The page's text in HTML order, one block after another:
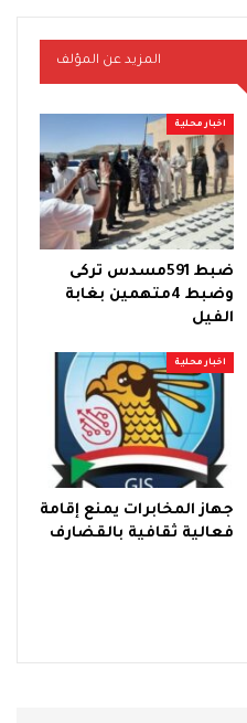
المزيد عن المؤلف
اخبار محلية
ضبط 591مسدس تركى
وضبط 4متهمين بغابة
الفيل
اخبار محلية
جهاز المخابرات يمنع إقامة
فعالية ثقافية بالقضارف